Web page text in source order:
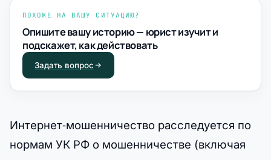
ПОХОЖЕ НА ВАШУ СИТУАЦИЮ?
Опишите вашу историю — юрист изучит и
подскажет, как действовать
Задать вопрос
Интернет‑мошенничество расследуется по
нормам УК РФ о мошенничестве (включая